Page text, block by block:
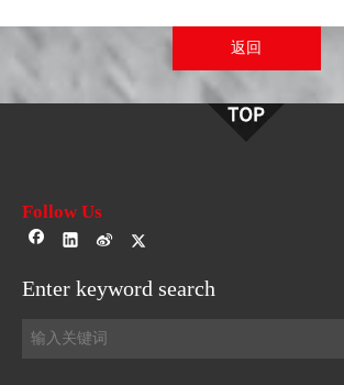
返回
Follow Us
Enter keyword search